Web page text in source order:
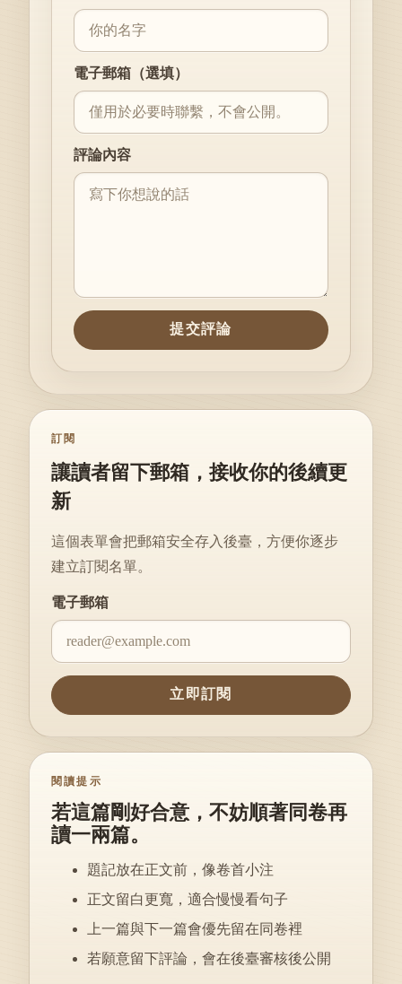
電子郵箱（選填）
評論內容
提交評論
訂閱
讓讀者留下郵箱，接收你的後續更
新
這個表單會把郵箱安全存入後臺，方便你逐步
建立訂閱名單。
電子郵箱
Website
立即訂閱
閱讀提示
若這篇剛好合意，不妨順著同卷再
讀一兩篇。
題記放在正文前，像卷首小注
正文留白更寬，適合慢慢看句子
上一篇與下一篇會優先留在同卷裡
若願意留下評論，會在後臺審核後公開